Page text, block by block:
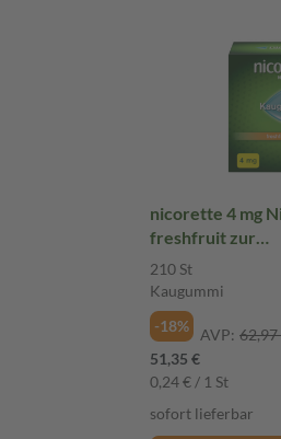
nicorette 4 mg
freshfruit zur
Kaugummi
210 St
Kaugummi
-18%
AVP: 62,97
51,35 €
0,24 € / 1 St
sofort lieferbar